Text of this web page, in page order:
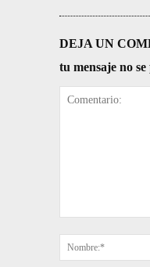
DEJA UN
tu mensaje no